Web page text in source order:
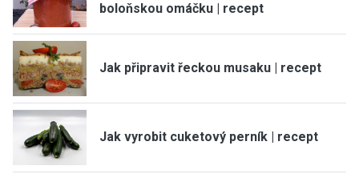
boloňskou omáčku | recept
Jak připravit řeckou musaku | recept
Jak vyrobit cuketový perník | recept